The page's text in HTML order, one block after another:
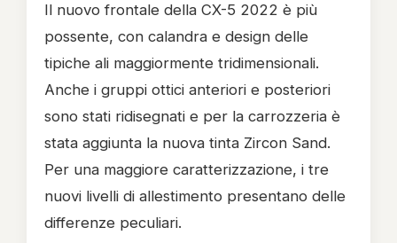
Il nuovo frontale della CX-5 2022 è più
possente, con calandra e design delle
tipiche ali maggiormente tridimensionali.
Anche i gruppi ottici anteriori e posteriori
sono stati ridisegnati e per la carrozzeria è
stata aggiunta la nuova tinta Zircon Sand.
Per una maggiore caratterizzazione, i tre
nuovi livelli di allestimento presentano delle
differenze peculiari.